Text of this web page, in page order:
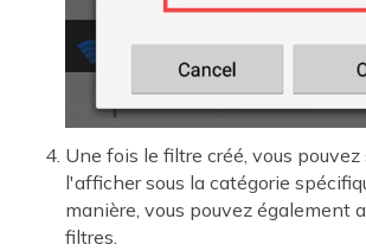
Une fois le filtre créé, vous
l'afficher sous la catégorie
manière, vous pouvez également
filtres.